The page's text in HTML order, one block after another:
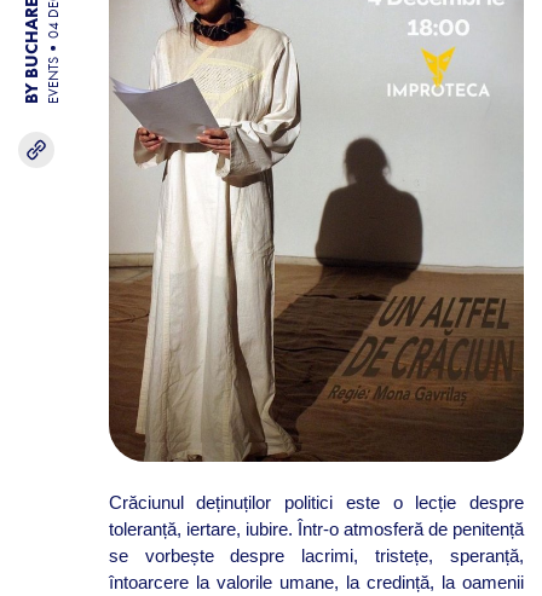
EVENTS
Crăciunul deținuților politici este o lecție despre
toleranță, iertare, iubire. Într-o atmosferă de penitență
se vorbește despre lacrimi, tristețe, speranță,
întoarcere la valorile umane, la credință, la oamenii